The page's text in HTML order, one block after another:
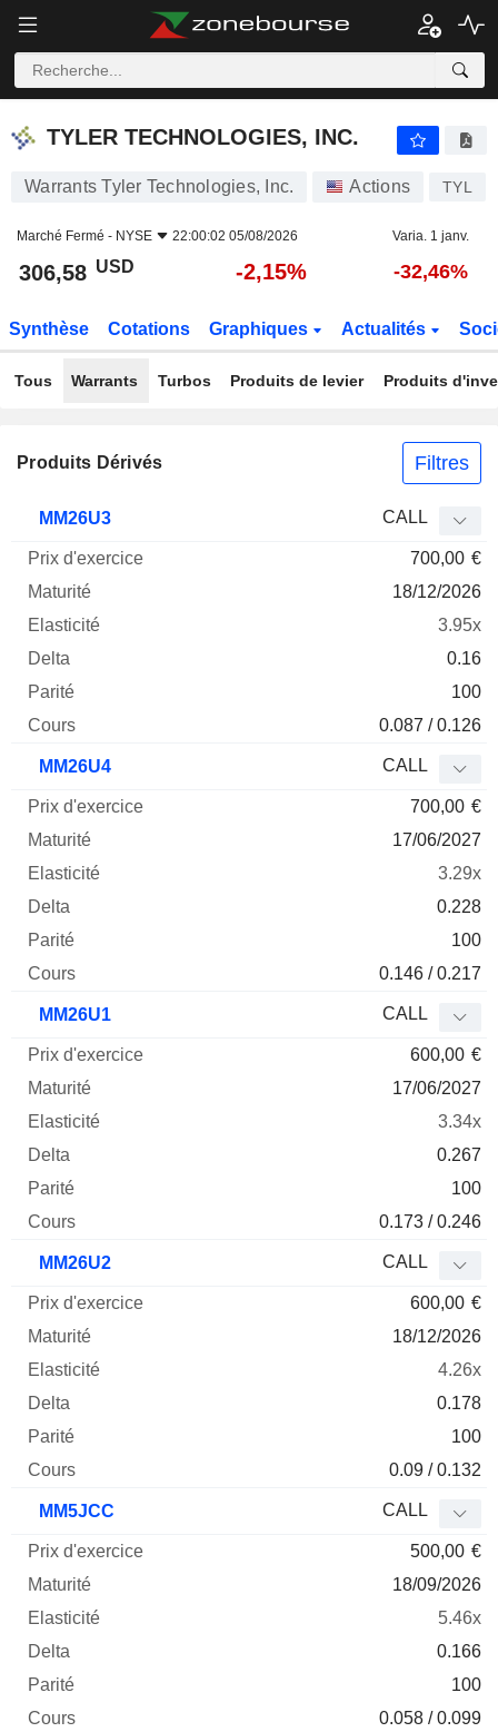
TYLER TECHNOLOGIES, INC.
TYLER TECHNOLOGIES, INC.
Warrants Tyler Technologies, Inc. Actions TYL
Marché Fermé - NYSE 22:00:02 05/08/2026 Varia. 1 janv.
306,58 USD -2,15% -32,46%
Synthèse Cotations Graphiques Actualités
Tous Warrants Turbos Produits de levier Produits
Produits Dérivés Filtres
Mnemo Type
Parité
MM26U3 CALL
700,00 €
18/12/2026
3.95x
0.16
100
0.087 / 0.126
MM26U4 CALL
700,00 €
17/06/2027
3.29x
0.228
100
0.146 / 0.217
MM26U1 CALL
600,00 €
17/06/2027
3.34x
0.267
100
0.173 / 0.246
MM26U2 CALL
600,00 €
18/12/2026
4.26x
0.178
100
0.09 / 0.132
MM5JCC CALL
500,00 €
18/09/2026
5.46x
0.166
100
0.058 / 0.099